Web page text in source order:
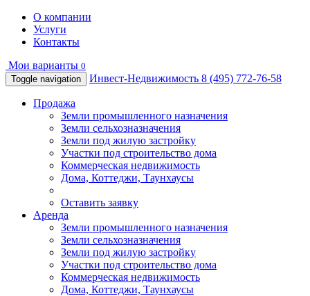
О компании
Услуги
Контакты
Мои варианты 0
Toggle navigation
Инвест-Недвижимость 8 (495) 772-76-58
Продажа
Земли промышленного назначения
Земли сельхозназначения
Земли под жилую застройку
Участки под строительство дома
Коммерческая недвижимость
Дома, Коттеджи, Таунхаусы
Оставить заявку
Аренда
Земли промышленного назначения
Земли сельхозназначения
Земли под жилую застройку
Участки под строительство дома
Коммерческая недвижимость
Дома, Коттеджи, Таунхаусы